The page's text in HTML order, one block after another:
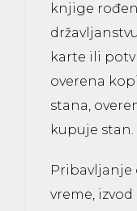
knjige
karte ili
overena
stana,
kupuje stan.
Pribavljanje
vreme,